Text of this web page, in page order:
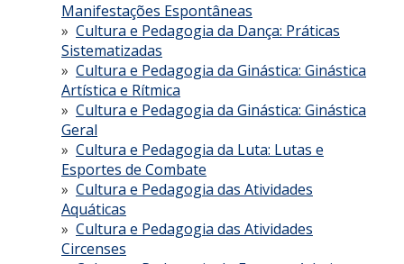
Manifestações Espontâneas
Cultura e Pedagogia da Dança: Práticas
Sistematizadas
Cultura e Pedagogia da Ginástica: Ginástica
Artística e Rítmica
Cultura e Pedagogia da Ginástica: Ginástica
Geral
Cultura e Pedagogia da Luta: Lutas e
Esportes de Combate
Cultura e Pedagogia das Atividades
Aquáticas
Cultura e Pedagogia das Atividades
Circenses